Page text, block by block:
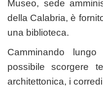
Museo, sede
della Calabria, è
una biblioteca.
Camminando
possibile scorgere
architettonica, i